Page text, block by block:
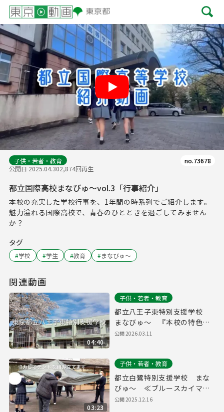
Play
子供・若者・教育
公開日 2025.04.302,874回再生
no.73678
都立国際高校まなびゅ～vol.3「行事紹介」
本校の充実した学校行事を、1年間の時系列でご紹介します。
魅力溢れる国際高校で、青春のひとときを過ごしてみません
か？
タグ
#学校 #学生 #教育 #まなびゅ～
関連動画
04:40
子供・若者・教育
都立八王子東特別支援学校
まなびゅ～ 『本校の特色に
ついて』
公開2026.03.11
03:23
子供・若者・教育
都立白鷺特別支援学校 まな
びゅ～ ≪ブルースカイマー
ケットでの取り組み≫
公開2025.12.16